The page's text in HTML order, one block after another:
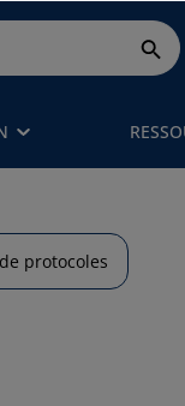
protocoles